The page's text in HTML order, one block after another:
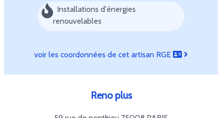
Installations d'énergies
renouvelables
voir les coordonnées de cet artisan RGE
Reno plus